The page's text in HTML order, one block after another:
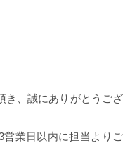
き、誠にありがとうござ
営業日以内に担当よりご